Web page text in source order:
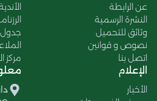
عن الرابطة
النشرة الرسمية
وثائق للتحميل
نصوص و قوانين
اتصل بنا
جدول
مركز
الإعلام
الأخبار